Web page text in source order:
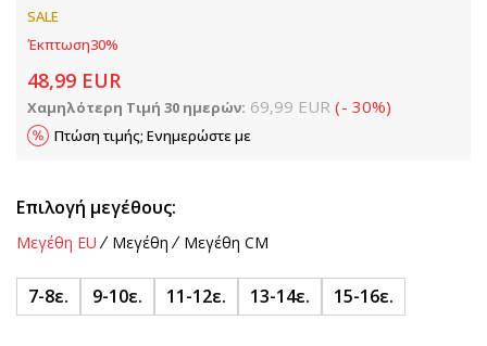
SALE
Έκπτωση30%
48,99 EUR
Χαμηλότερη Τιμή 30 ημερών: 69,99 EUR (- 30%)
Πτώση τιμής; Ενημερώστε με
Επιλογή μεγέθους:
Μεγέθη EU Μεγέθη Μεγέθη CM
7-8ε. 9-10ε. 11-12ε. 13-14ε. 15-16ε.